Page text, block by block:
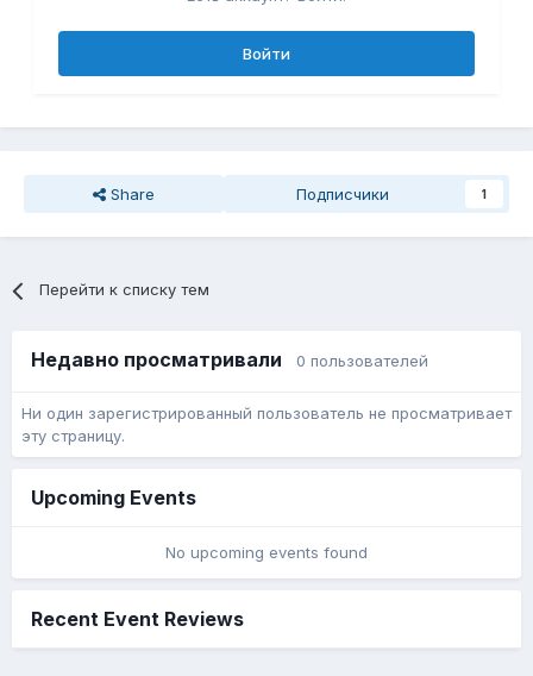
Войти
Share Подписчики 1
Перейти к списку тем
Недавно просматривали 0 пользователей
Ни один зарегистрированный пользователь не просматривает
эту страницу.
Upcoming Events
No upcoming events found
Recent Event Reviews